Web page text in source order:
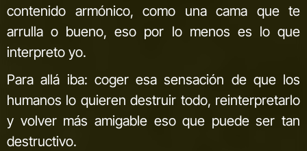
contenido armónico, como una cama que te
arrulla o bueno, eso por lo menos es lo que
interpreto yo.
Para allá iba: coger esa sensación de que los
humanos lo quieren destruir todo, reinterpretarlo
y volver más amigable eso que puede ser tan
destructivo.